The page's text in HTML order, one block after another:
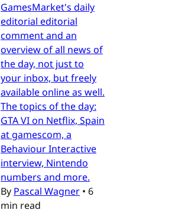
GamesMarket's daily
editorial editorial
comment and an
overview of all news of
the day, not just to
your inbox, but freely
available online as well.
The topics of the day:
GTA VI on Netflix, Spain
at gamescom, a
Behaviour Interactive
interview, Nintendo
numbers and more.
By Pascal Wagner • 6
min read